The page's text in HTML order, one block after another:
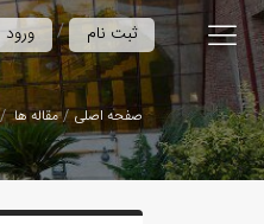
ورود / ثبت نام
صفحه اصلی مقاله ها